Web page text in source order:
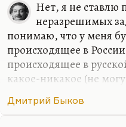
Нет, я не ставлю
неразрешимых
понимаю, что у меня
происходящее в
происходящее в
какое-никакое (не
безусловно. Сужу я об
Дмитрий Быков